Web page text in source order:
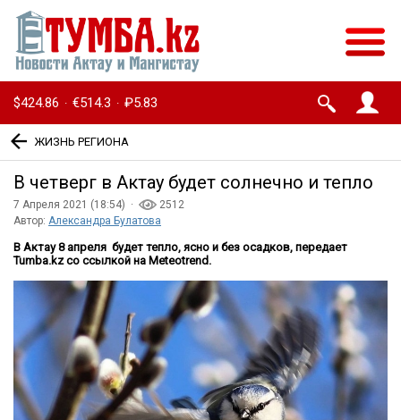
$424.86 · €514.3 · ₽5.83
ЖИЗНЬ РЕГИОНА
В четверг в Актау будет солнечно и тепло
7 Апреля 2021 (18:54) ·
2512
Автор: Александра Булатова
В Актау 8 апреля будет тепло, ясно и без осадков, передает
Tumba.kz со ссылкой на Meteotrend.